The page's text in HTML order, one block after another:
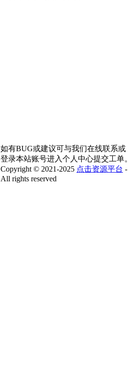
如有BUG或建议可与我们在线联系或
登录本站账号进入个人中心提交工单。
Copyright © 2021-2025 点击资源平台 -
All rights reserved